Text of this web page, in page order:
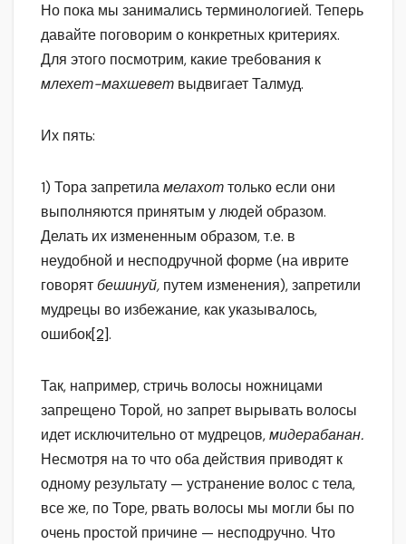
Но пока мы занимались терминологией. Теперь
давайте поговорим о конкретных критериях.
Для этого посмотрим, какие требования к
млехет-махшевет выдвигает Талмуд.
Их пять:
1) Тора запретиламелахоттолько если они
выполняются принятым у людей образом.
Делать их измененным образом, т.е. в
неудобной и несподручной форме (на иврите
говорятбешинуй, путем изменения), запретили
мудрецы во избежание, как указывалось,
ошибок[2].
Так, например, стричь волосы ножницами
запрещено Торой, но запрет вырывать волосы
идет исключительно от мудрецов,мидерабанан.
Несмотря на то что оба действия приводят к
одному результату — устранение волос с тела,
все же, по Торе, рвать волосы мы могли бы по
очень простой причине — несподручно. Что